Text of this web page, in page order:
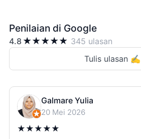
Penilaian di Google
4.8 ★★★★★ 345 ulasan
Tulis ulasan ✍️
Galmare Yulia
20 Mei 2026
★ ★ ★ ★ ★